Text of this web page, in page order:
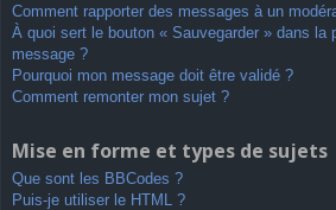
Comment rapporter des messages à un
À quoi sert le bouton « Sauvegarder » dans la
message ?
Pourquoi mon message doit être validé ?
Comment remonter mon sujet ?
Mise en forme et types de sujets
Que sont les BBCodes ?
Puis-je utiliser le HTML ?